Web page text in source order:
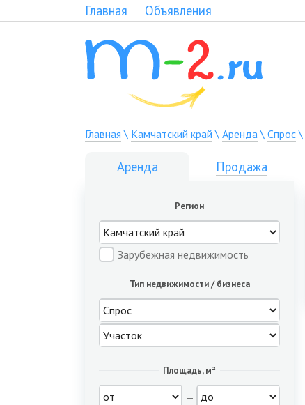
Главная Объявления
Главная \ Камчатский край \ Аренда\ Спрос\
Аренда Продажа
Регион
Зарубежная недвижимость
Тип недвижимости / бизнеса
Площадь, м²
—